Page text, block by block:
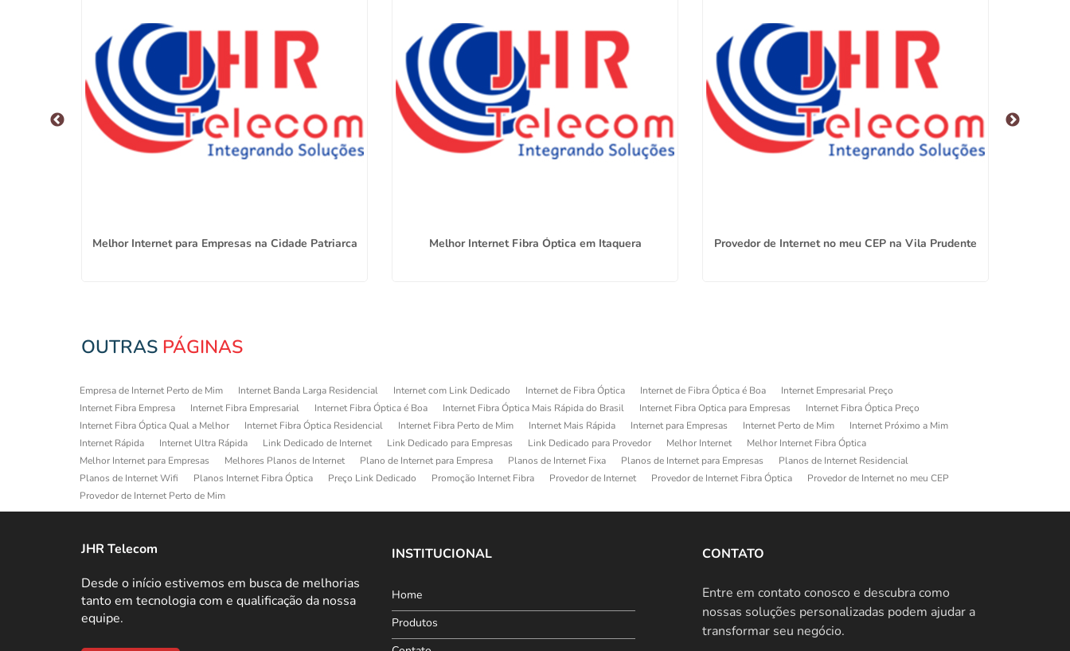
Melhor Internet para Empresas na Cidade Patriarca Melhor Internet Fibra Óptica em Itaquera Provedor de Internet no meu CEP na Vila Prudente
OUTRAS PÁGINAS
Empresa de Internet Perto de Mim Internet Banda Larga Residencial Internet com Link Dedicado Internet de Fibra Óptica Internet de Fibra Óptica é Boa
Internet Empresarial Preço
Internet Fibra Empresa
Internet Fibra Empresarial Internet Fibra Óptica é Boa Internet Fibra Óptica Mais Rápida do Brasil Internet Fibra Optica para Empresas
Internet Fibra Óptica Preço
Internet Fibra Óptica Qual a Melhor
Internet Fibra Óptica Residencial Internet Fibra Perto de Mim Internet Mais Rápida Internet para Empresas Internet Perto de Mim
Internet Próximo a Mim
Internet Rápida
Internet Ultra Rápida Link Dedicado de Internet Link Dedicado para Empresas Link Dedicado para Provedor Melhor Internet
Melhor Internet Fibra Óptica
Melhor Internet para Empresas
Melhores Planos de Internet Plano de Internet para Empresa Planos de Internet Fixa Planos de Internet para Empresas
Planos de Internet Residencial
Planos de Internet Wifi
Planos Internet Fibra Óptica Preço Link Dedicado Promoção Internet Fibra Provedor de Internet Provedor de Internet Fibra Óptica
Provedor de Internet no meu CEP
Provedor de Internet Perto de Mim
JHR Telecom
Desde o início estivemos em busca de melhorias
tanto em tecnologia com e qualificação da nossa
equipe.
INSTITUCIONAL
Home
Produtos
CONTATO
Entre em contato conosco e descubra como
nossas soluções personalizadas podem ajudar a
transformar seu negócio.